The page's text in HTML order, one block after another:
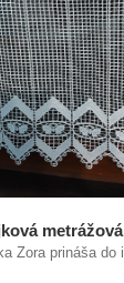
Zora prináša do